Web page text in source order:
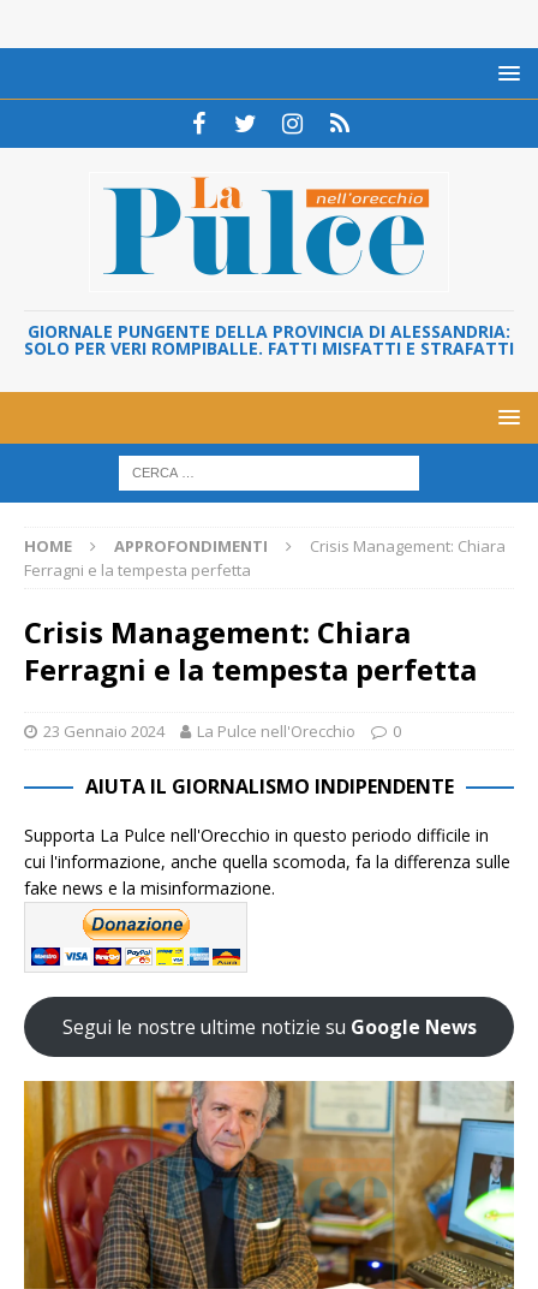
GIORNALE PUNGENTE DELLA PROVINCIA DI ALESSANDRIA:
SOLO PER VERI ROMPIBALLE. FATTI MISFATTI E STRAFATTI
HOME APPROFONDIMENTI
Crisis Management: Chiara
Ferragni e la tempesta perfetta
Crisis Management: Chiara
Ferragni e la tempesta perfetta
23 Gennaio 2024 La Pulce nell'Orecchio 0
AIUTA IL GIORNALISMO INDIPENDENTE
Supporta La Pulce nell'Orecchio in questo periodo difficile in
cui l'informazione, anche quella scomoda, fa la differenza sulle
fake news e la misinformazione.
Segui le nostre ultime notizie su Google News